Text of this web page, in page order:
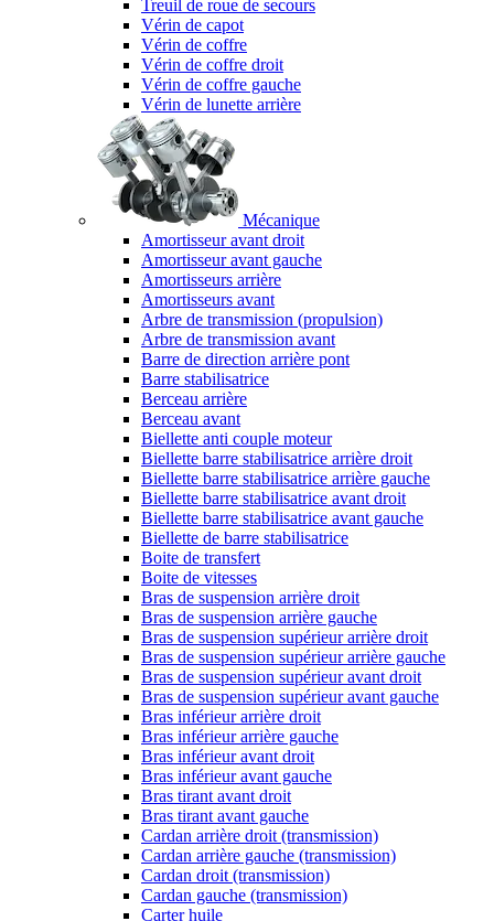
Treuil de roue de secours
Vérin de capot
Vérin de coffre
Vérin de coffre droit
Vérin de coffre gauche
Vérin de lunette arrière
Mécanique
Amortisseur avant droit
Amortisseur avant gauche
Amortisseurs arrière
Amortisseurs avant
Arbre de transmission (propulsion)
Arbre de transmission avant
Barre de direction arrière pont
Barre stabilisatrice
Berceau arrière
Berceau avant
Biellette anti couple moteur
Biellette barre stabilisatrice arrière droit
Biellette barre stabilisatrice arrière gauche
Biellette barre stabilisatrice avant droit
Biellette barre stabilisatrice avant gauche
Biellette de barre stabilisatrice
Boite de transfert
Boite de vitesses
Bras de suspension arrière droit
Bras de suspension arrière gauche
Bras de suspension supérieur arrière droit
Bras de suspension supérieur arrière gauche
Bras de suspension supérieur avant droit
Bras de suspension supérieur avant gauche
Bras inférieur arrière droit
Bras inférieur arrière gauche
Bras inférieur avant droit
Bras inférieur avant gauche
Bras tirant avant droit
Bras tirant avant gauche
Cardan arrière droit (transmission)
Cardan arrière gauche (transmission)
Cardan droit (transmission)
Cardan gauche (transmission)
Carter huile